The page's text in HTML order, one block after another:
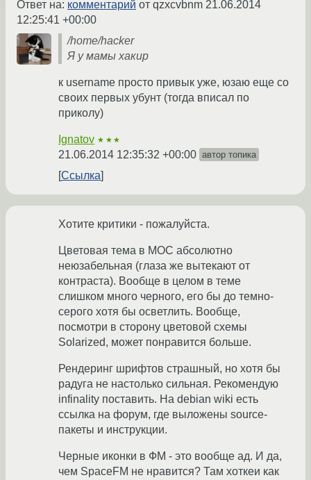
Ответ на: комментарий от qzxcvbnm 21.06.2014
12:25:41 +00:00
/home/hacker
Я у мамы хакир
к username просто привык уже, юзаю еще со
своих первых убунт (тогда вписал по
приколу)
Ignatov ★★★
21.06.2014 12:35:32 +00:00 автор топика
Ссылка
Хотите критики - пожалуйста.
Цветовая тема в MOC абсолютно
неюзабельная (глаза же вытекают от
контраста). Вообще в целом в теме
слишком много черного, его бы до темно-
серого хотя бы осветлить. Вообще,
посмотри в сторону цветовой схемы
Solarized, может понравится больше.
Рендеринг шрифтов страшный, но хотя бы
радуга не настолько сильная. Рекомендую
infinality поставить. На debian wiki есть
ссылка на форум, где выложены source-
пакеты и инструкции.
Черные иконки в ФМ - это вообще ад. И да,
чем SpaceFM не нравится? Там хоткеи как